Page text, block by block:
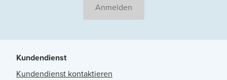
Anmelden
Kundendienst
Kundendienst kontaktieren